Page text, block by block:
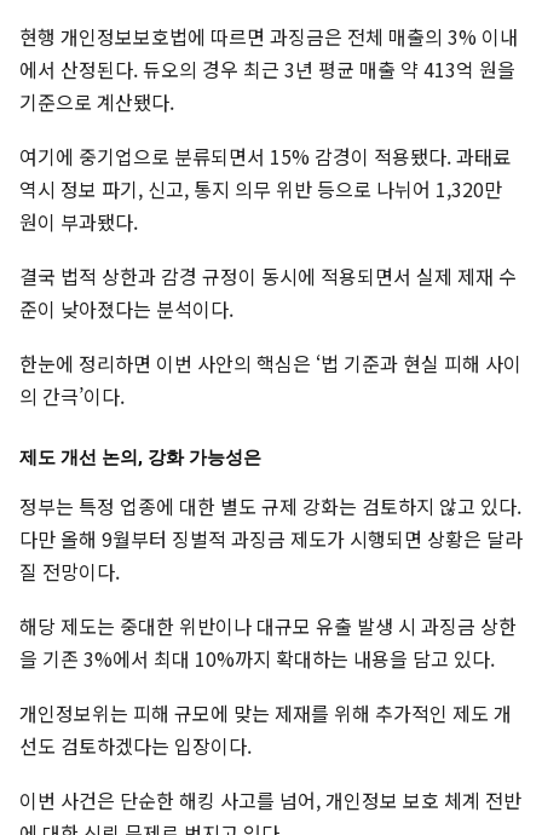
현행 개인정보보호법에 따르면 과징금은 전체 매출의 3% 이내
에서 산정된다. 듀오의 경우 최근 3년 평균 매출 약 413억 원을
기준으로 계산됐다.
여기에 중기업으로 분류되면서 15% 감경이 적용됐다. 과태료
역시 정보 파기, 신고, 통지 의무 위반 등으로 나뉘어 1,320만
원이 부과됐다.
결국 법적 상한과 감경 규정이 동시에 적용되면서 실제 제재 수
준이 낮아졌다는 분석이다.
한눈에 정리하면 이번 사안의 핵심은 ‘법 기준과 현실 피해 사이
의 간극’이다.
제도 개선 논의, 강화 가능성은
정부는 특정 업종에 대한 별도 규제 강화는 검토하지 않고 있다.
다만 올해 9월부터 징벌적 과징금 제도가 시행되면 상황은 달라
질 전망이다.
해당 제도는 중대한 위반이나 대규모 유출 발생 시 과징금 상한
을 기존 3%에서 최대 10%까지 확대하는 내용을 담고 있다.
개인정보위는 피해 규모에 맞는 제재를 위해 추가적인 제도 개
선도 검토하겠다는 입장이다.
이번 사건은 단순한 해킹 사고를 넘어, 개인정보 보호 체계 전반